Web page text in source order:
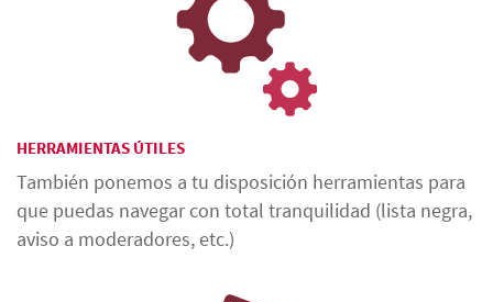
HERRAMIENTAS ÚTILES
También ponemos a tu disposición herramientas para
que puedas navegar con total tranquilidad (lista negra,
aviso a moderadores, etc.)